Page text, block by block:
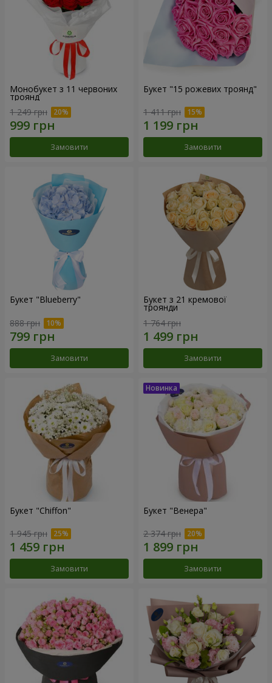
Монобукет з 11 червоних
троянд
1 249 грн
Замовити
Букет "15 рожевих троянд"
1 411 грн
Замовити
Букет "Blueberry"
888 грн
Замовити
Букет з 21 кремової
троянди
1 764 грн
Замовити
Букет "Chiffon"
1 945 грн
Замовити
Букет "Венера"
2 374 грн
Замовити